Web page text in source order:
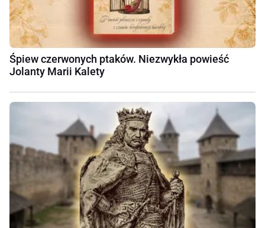
Śpiew czerwonych ptaków. Niezwykła powieść
Jolanty Marii Kalety